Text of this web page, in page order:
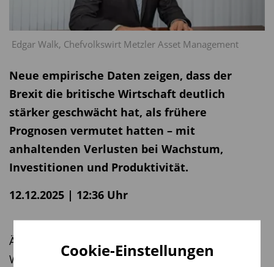
Cookie-Einstellungen
Edgar Walk, Chefvolkswirt Metzler Asset Management
Neue empirische Daten zeigen, dass der
Brexit die britische Wirtschaft deutlich
stärker geschwächt hat, als frühere
Prognosen vermutet hatten – mit
anhaltenden Verlusten bei Wachstum,
Investitionen und Produktivität.
12.12.2025 | 12:36 Uhr
Ähnliche Mechanismen dürften nun laut Edgar
Walk in den USA wirken, wo die jüngste